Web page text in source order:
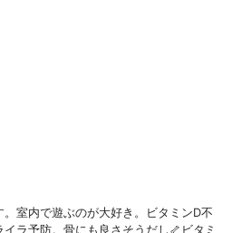
室内で遊ぶのが大好き。ビタミンD不
ラ予防。骨にも良さそうだし🦴ビタミ